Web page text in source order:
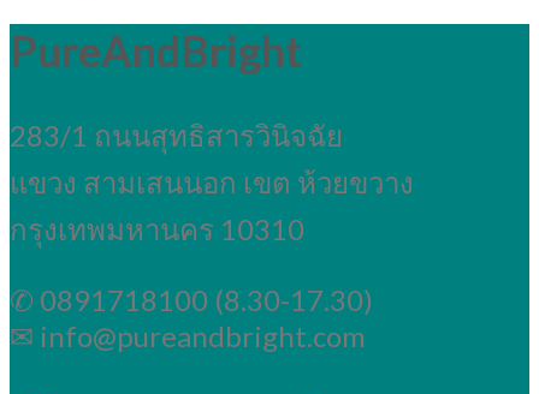
PureAndBright
283/1 ถนนสุทธิสารวินิจฉัย
แขวง สามเสนนอก เขต ห้วยขวาง
กรุงเทพมหานคร 10310
✆ 0891718100 (8.30-17.30)
✉ info@pureandbright.com